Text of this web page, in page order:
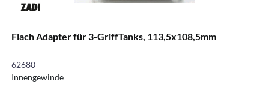
Flach Adapter für 3-GriffTanks, 113,5x108,5mm
62680
Innengewinde